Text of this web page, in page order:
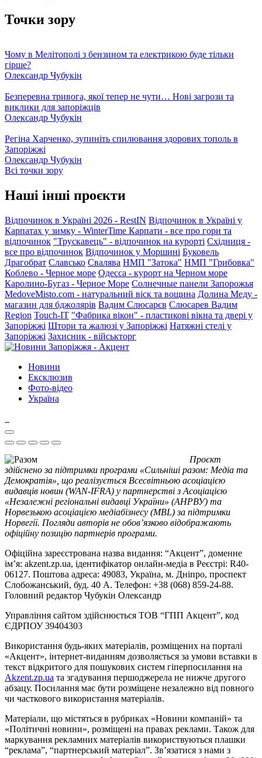
Точки зору
Чому в Мелітополі з бензином та електрикою буде тільки
гірше?
Олександр Чубукін
Безперевна тривога, якої тепер не чути… Нові загрози та
виклики для запоріжців
Олександр Чубукін
Регіна Харченко, зупиніть спилювання здорових тополь в
Запоріжжі
Олександр Чубукін
Всі точки зору
Наші інші проєкти
Відпочинок в Україні 2026 - RestIN Відпочинок в Україні у
Карпатах у зимку - WinterTime Карпати - все про гори та
відпочинок "Трускавець" - відпочинок на курорті Східниця -
все про відпочинок Відпочинок у Моршині Буковель
Драгобрат Славсько Свалява НМП "Затока" НМП "Грибовка"
Коблево - Черное море Одесса - курорт на Черном море
Каролино-Бугаз - Черное Море Солнечные панели Запорожья
MedoveMisto.com - натуральний віск та вощина Долина Меду -
магазин для бджолярів Вадим Слюсарєв Слюсарев Вадим
Region Touch-IT "Фабрика вікон" - пластикові вікна та двері у
Запоріжжі Штори та жалюзі у Запоріжжі Натяжні стелі у
Запоріжжі Захисник - військторг
Новини
Ексклюзив
Фото-відео
Україна
Проєкт
здійснено за підтримки програми «Сильніші разом: Медіа та
Демократія», що реалізується Всесвітньою асоціацією
видавців новин (WAN-IFRA) у партнерстві з Асоціацією
«Незалежні регіональні видавці України» (АНРВУ) та
Норвезькою асоціацією медіабізнесу (MBL) за підтримки
Норвегії. Погляди авторів не обов’язково відображають
офіційну позицію партнерів програми.
Офіційна зареєстрована назва видання: “Акцент”, доменне
ім’я: akzent.zp.ua, ідентифікатор онлайн-медіа в Реєстрі: R40-
06127. Поштова адреса: 49083, Україна, м. Дніпро, проспект
Слобожанський, буд. 40 А. Телефон: +38 (068) 859-24-88.
Головний редактор Чубукін Олександр
Управління сайтом здійснюється ТОВ “ГПП Акцент”, код
ЄДРПОУ 39404303
Використання будь-яких матеріалів, розміщених на порталі
«Акцент», інтернет-виданням дозволяється за умови вставки в
текст відкритого для пошукових систем гіперпосилання на
Akzent.zp.ua та згадування першоджерела не нижче другого
абзацу. Посилання має бути розміщене незалежно від повного
чи часткового використання матеріалів.
Матеріали, що містяться в рубриках «Новини компаній» та
«Політичні новини», розміщені на правах реклами. Також для
маркування рекламних матеріалів використвуються плашки
“реклама”, “партнерський матеріал”. Зв’язатися з нами з